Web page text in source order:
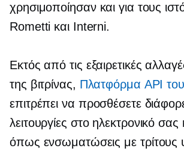
χρησιμοποίησαν και για τους
Rometti και Interni.
Εκτός από τις εξαιρετικές
της βιτρίνας, Πλατφόρμα API
επιτρέπει να προσθέσετε
λειτουργίες στο ηλεκτρονικό
όπως ενσωματώσεις με τρίτους